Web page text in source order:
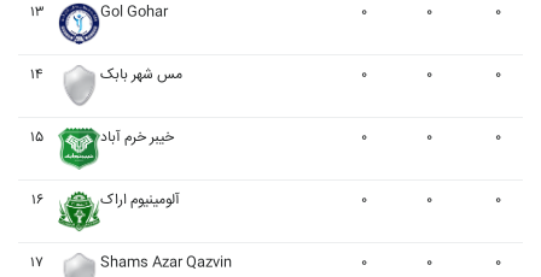
۱۳ Gol Gohar ۰ ۰ ۰
۱۴ مس شهر بابک ۰ ۰ ۰
۱۵ خيبر خرم آباد ۰ ۰ ۰
۱۶ آلومينيوم اراک ۰ ۰ ۰
۱۷ Shams Azar Qazvin ۰ ۰ ۰